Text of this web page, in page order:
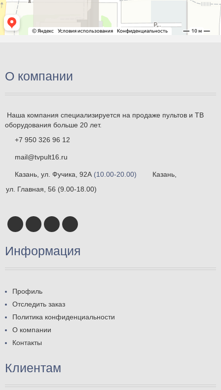
О компании
Наша компания специализируется на продаже пультов и ТВ
оборудования больше 20 лет.
+7 950 326 96 12
mail@tvpult16.ru
Казань, ул. Фучика, 92А (10.00-20.00)
Казань,
ул. Главная, 56 (9.00-18.00)
Информация
Профиль
Отследить заказ
Политика конфиденциальности
О компании
Контакты
Клиентам